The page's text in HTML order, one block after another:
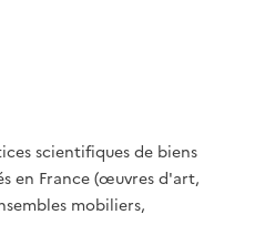
scientifiques de biens
en France (œuvres d'art,
mobiliers,